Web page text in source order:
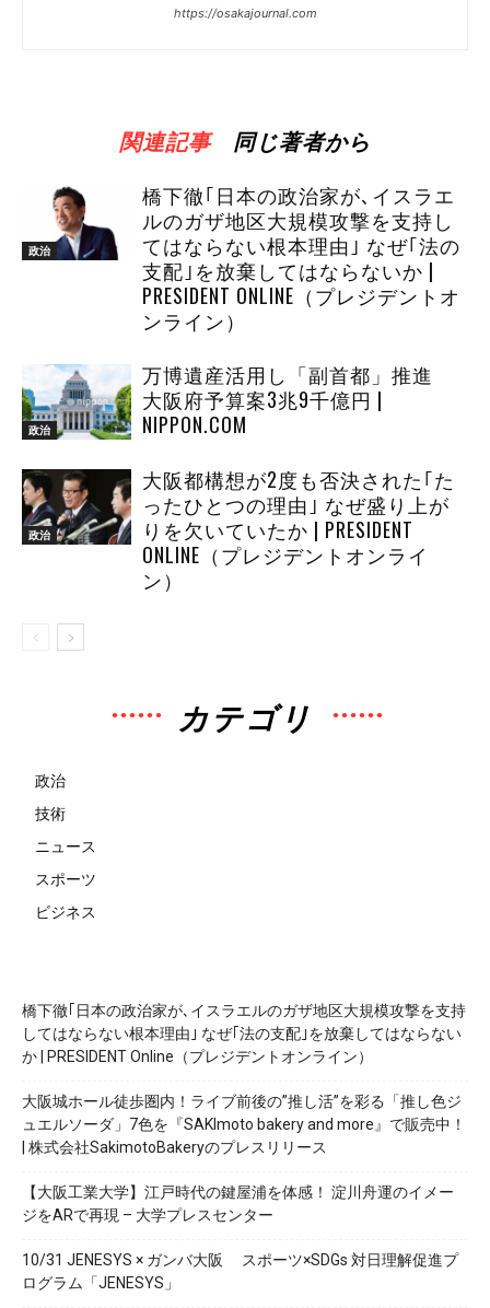
https://osakajournal.com
関連記事 同じ著者から
政治
橋下徹｢日本の政治家が､イスラエ
ルのガザ地区大規模攻撃を支持し
てはならない根本理由｣ なぜ｢法の
支配｣を放棄してはならないか |
PRESIDENT ONLINE（プレジデントオ
ンライン）
政治
万博遺産活用し「副首都」推進
大阪府予算案3兆9千億円 |
NIPPON.COM
政治
大阪都構想が2度も否決された｢た
ったひとつの理由｣ なぜ盛り上が
りを欠いていたか | PRESIDENT
ONLINE（プレジデントオンライ
ン）
カテゴリ
政治
技術
ニュース
スポーツ
ビジネス
橋下徹｢日本の政治家が､イスラエルのガザ地区大規模攻撃を支持
してはならない根本理由｣ なぜ｢法の支配｣を放棄してはならない
か | PRESIDENT Online（プレジデントオンライン）
大阪城ホール徒歩圏内！ライブ前後の”推し活”を彩る「推し色ジ
ュエルソーダ」7色を『SAKImoto bakery and more』で販売中！
| 株式会社SakimotoBakeryのプレスリリース
【大阪工業大学】江戸時代の鍵屋浦を体感！ 淀川舟運のイメー
ジをARで再現 – 大学プレスセンター
10/31 JENESYS × ガンバ大阪 スポーツ×SDGs 対日理解促進プ
ログラム「JENESYS」